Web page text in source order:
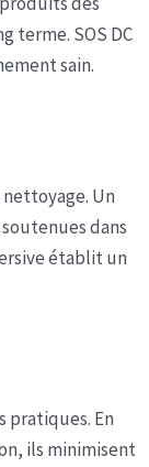
terme. SOS DC
sain.
nettoyage. Un
dans
établit un
pratiques. En
ils minimisent